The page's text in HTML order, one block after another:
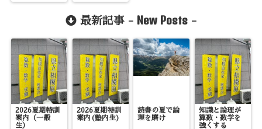
最新記事 - New Posts -
2026夏期特訓
案内（一般
生）
2026夏期特訓
案内(塾内生)
読書の夏で論
理を磨け
知識と論理が
算数・数学を
強くする